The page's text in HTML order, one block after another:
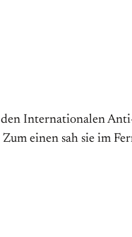
Internationalen
einen sah sie im